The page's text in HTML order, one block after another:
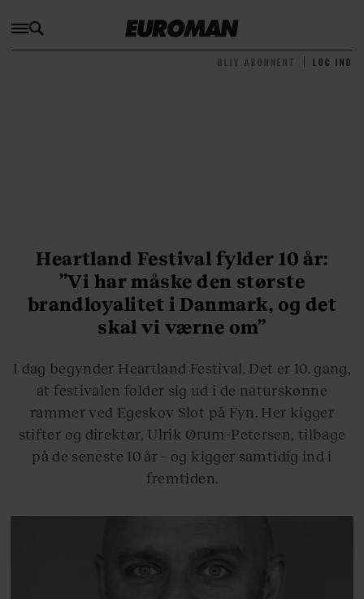
BLIV ABONNENT LOG IND
Heartland Festival fylder 10 år:
”Vi har måske den største
brandloyalitet i Danmark, og det
skal vi værne om”
I dag begynder Heartland Festival. Det er 10. gang,
at festivalen folder sig ud i de naturskønne
rammer ved Egeskov Slot på Fyn. Her kigger
stifter og direktør, Ulrik Ørum-Petersen, tilbage
på de seneste 10 år – og kigger samtidig ind i
fremtiden.